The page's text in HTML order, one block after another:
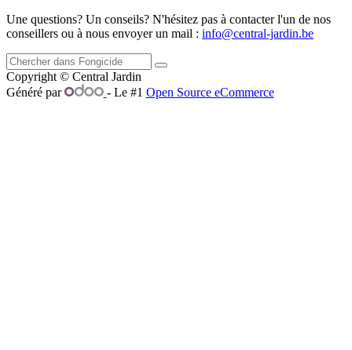
Une questions? Un conseils? N'hésitez pas à contacter l'un de nos
conseillers ou à nous envoyer un mail : info@central-jardin.be
Copyright © Central Jardin
Généré par
- Le #1 Open Source eCommerce